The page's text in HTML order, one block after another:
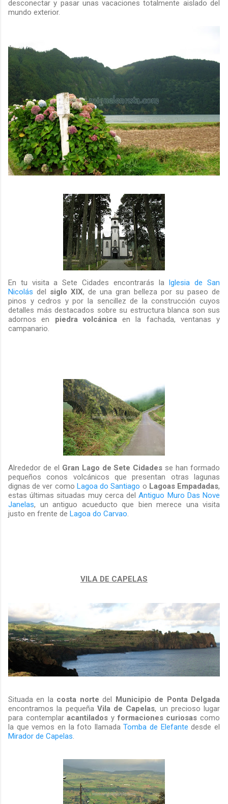
desconectar y pasar unas vacaciones totalmente aislado del
mundo exterior.
En tu visita a Sete Cidades encontrarás la
Iglesia de San
Nicolás del siglo XIX, de una gran belleza por su paseo de
pinos y cedros y por la sencillez de la construcción cuyos
detalles más destacados sobre su estructura blanca son sus
adornos en piedra volcánicaen la fachada, ventanas y
campanario.
Alrededor de el Gran Lago de Sete Cidades se han formado
pequeños conos volcánicos que presentan otras lagunas
dignas de ver como Lagoa do Santiago o Lagoas Empadadas,
estas últimas situadas muy cerca delAntiguo Muro Das Nove
Janelas, un antiguo acueducto que bien merece una visita
justo en frente de Lagoa do Carvao.
VILA DE CAPELAS
Situada en la costa norte del
Municipio de Ponta Delgada
encontramos la pequeña Vila de Capelas, un precioso lugar
para contemplaracantilados yformaciones curiosas como
la que vemos en la foto llamadaTomba de Elefante desde el
Mirador de Capelas.